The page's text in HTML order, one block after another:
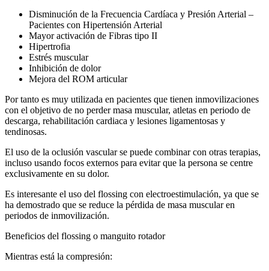
Disminución de la Frecuencia Cardíaca y Presión Arterial –
Pacientes con Hipertensión Arterial
Mayor activación de Fibras tipo II
Hipertrofia
Estrés muscular
Inhibición de dolor
Mejora del ROM articular
Por tanto es muy utilizada en pacientes que tienen inmovilizaciones
con el objetivo de no perder masa muscular, atletas en periodo de
descarga, rehabilitación cardiaca y lesiones ligamentosas y
tendinosas.
El uso de la oclusión vascular se puede combinar con otras terapias,
incluso usando focos externos para evitar que la persona se centre
exclusivamente en su dolor.
Es interesante el uso del flossing con electroestimulación, ya que se
ha demostrado que se reduce la pérdida de masa muscular en
periodos de inmovilización.
Beneficios del flossing o manguito rotador
Mientras está la compresión: